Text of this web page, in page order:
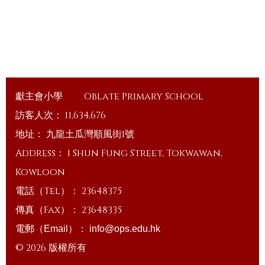
獻主會小學
Oblate Primary School
訪客人次： 11,634,676
地址： 九龍土瓜灣順風街1號
Address： 1 Shun Fung Street, Tokwawan,
Kowloon
電話（Tel）： 23648375
傳真（Fax）： 23648335
電郵（Email）： info@ops.edu.hk
© 2026 版權所有